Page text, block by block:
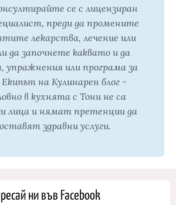
се с лицензиран
преди да промените
лекарства, лечение или
да започнете каквато и да
упражнения или програма за
Екипът на Кулинарен блог -
в кухнята с Тони не са
лица и нямат претенции да
здравни услуги.
ни във Facebook